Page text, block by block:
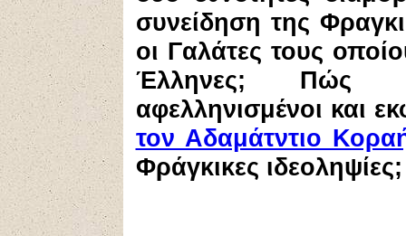
συνείδηση της
οι Γαλάτες τους
Έλληνες; Πώς
αφελληνισμένοι και
τον Αδαμάτντιο
Φράγκικες ιδεοληψίες;